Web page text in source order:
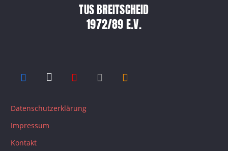
TUS BREITSCHEID
1972/89 E.V.
Datenschutzerklärung
Impressum
Kontakt